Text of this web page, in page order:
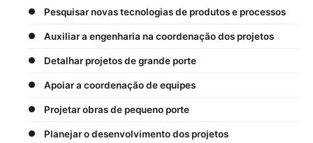
Pesquisar novas tecnologias de produtos e processos
Auxiliar a engenharia na coordenação dos projetos
Detalhar projetos de grande porte
Apoiar a coordenação de equipes
Projetar obras de pequeno porte
Planejar o desenvolvimento dos projetos